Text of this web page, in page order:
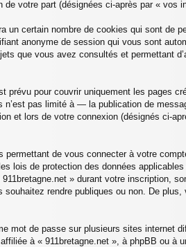
votre part (désignées ci-après par « vos
un certain nombre de cookies qui sont de
anonyme de session qui vous sont
que vous avez consultés et permettant
prévu pour couvrir uniquement les pages
pas limité à — la publication de
et lors de votre connexion (désignés ci-
de vous connecter à votre
lois de protection des données
» durant votre inscription,
rendre publiques ou non. De plus,
mot de passe sur plusieurs sites internet
à « 911bretagne.net », à phpBB ou à